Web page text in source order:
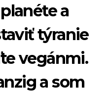
a
týranie
vegánmi.
a som